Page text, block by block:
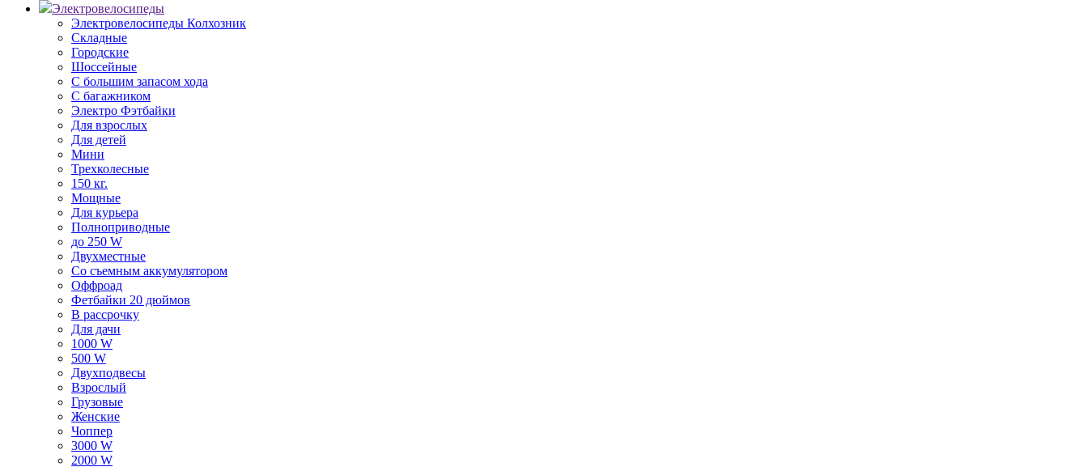
Электровелосипеды
Электровелосипеды Колхозник
Складные
Городские
Шоссейные
С большим запасом хода
С багажником
Электро Фэтбайки
Для взрослых
Для детей
Мини
Трехколесные
150 кг.
Мощные
Для курьера
Полноприводные
до 250 W
Двухместные
Со съемным аккумулятором
Оффроад
Фетбайки 20 дюймов
В рассрочку
Для дачи
1000 W
500 W
Двухподвесы
Взрослый
Грузовые
Женские
Чоппер
3000 W
2000 W